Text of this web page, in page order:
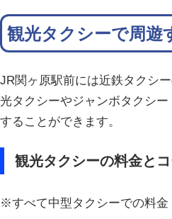
観光タクシーで周遊
JR関ヶ原駅前には近鉄タクシ
光タクシーやジャンボタクシ
することができます。
観光タクシーの料金と
※すべて中型タクシーでの料金